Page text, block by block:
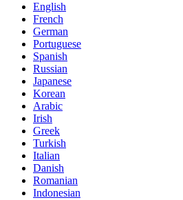
English
French
German
Portuguese
Spanish
Russian
Japanese
Korean
Arabic
Irish
Greek
Turkish
Italian
Danish
Romanian
Indonesian